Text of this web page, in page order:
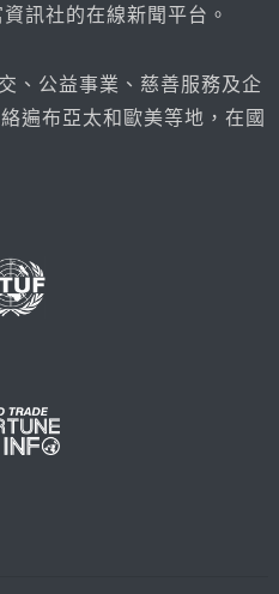
訊社的在線新聞平台。
、公益事業、慈善服務及企
遍布亞太和歐美等地，在國